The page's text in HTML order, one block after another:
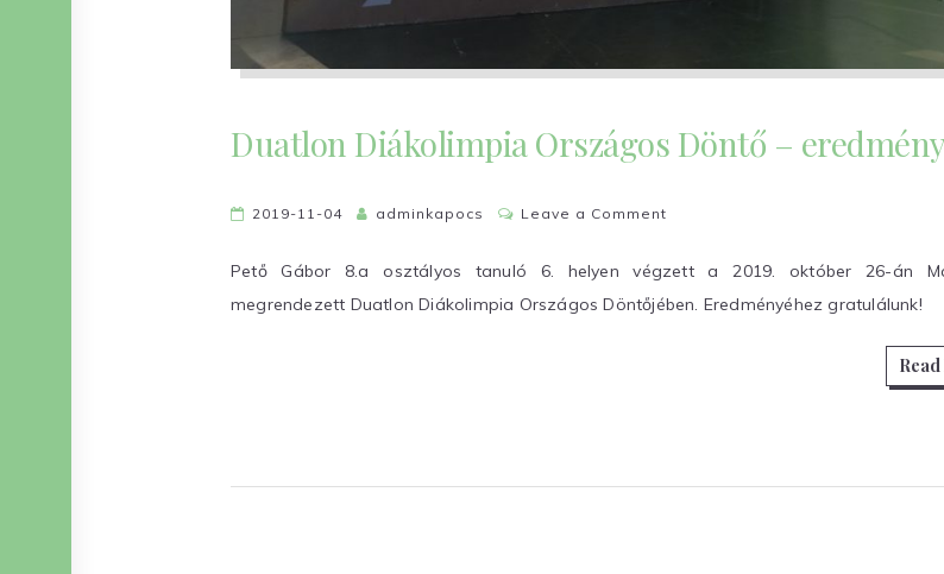
Duatlon Diákolimpia Országos Döntő –
2019-11-04 adminkapocs Leave a Comment
Diákolimpia
Országos
Pető Gábor 8.a osztályos tanuló 6. helyen végzett a 2019. október 26-án
megrendezett Duatlon Diákolimpia Országos Döntőjében. Eredményéhez gratulálunk!